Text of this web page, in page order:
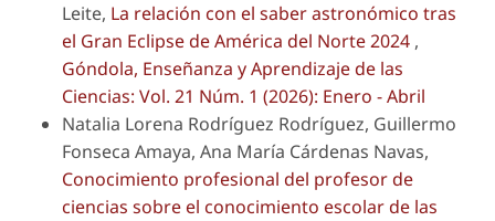
Leite, La relación con el saber astronómico tras
el Gran Eclipse de América del Norte 2024 ,
Góndola, Enseñanza y Aprendizaje de las
Ciencias: Vol. 21 Núm. 1 (2026): Enero - Abril
Natalia Lorena Rodríguez Rodríguez, Guillermo
Fonseca Amaya, Ana María Cárdenas Navas,
Conocimiento profesional del profesor de
ciencias sobre el conocimiento escolar de las